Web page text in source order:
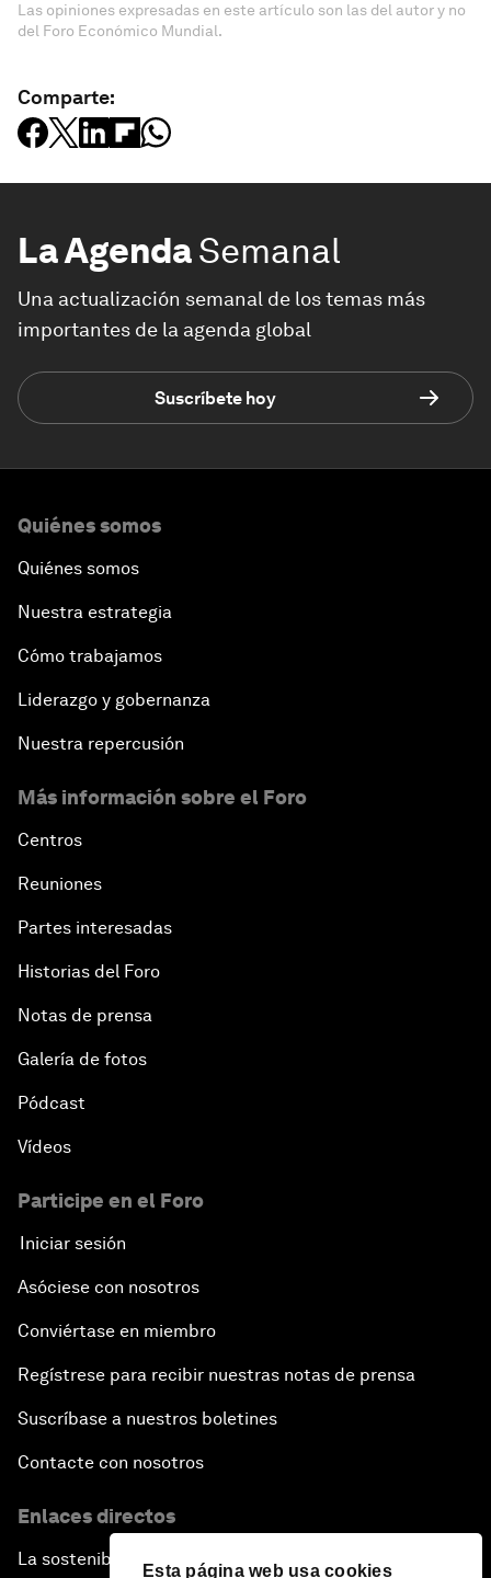
Esta página web usa cookies
Las opiniones expresadas en este artículo son las del autor y no
del Foro Económico Mundial.
Comparte:
La AgendaSemanal
Una actualización semanal de los temas más
importantes de la agenda global
Suscríbete hoy
Quiénes somos
Quiénes somos
Nuestra estrategia
Cómo trabajamos
Liderazgo y gobernanza
Nuestra repercusión
Más información sobre el Foro
Centros
Reuniones
Partes interesadas
Historias del Foro
Notas de prensa
Galería de fotos
Pódcast
Vídeos
Participe en el Foro
Iniciar sesión
Asóciese con nosotros
Conviértase en miembro
Regístrese para recibir nuestras notas de prensa
Suscríbase a nuestros boletines
Contacte con nosotros
Enlaces directos
La sostenibilidad en el Foro